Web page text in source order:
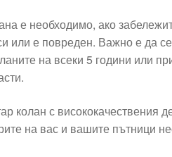
е необходимо, ако
или е повреден. Важно е да
на всеки 5 години или
колан с висококачествения
на вас и вашите пътници